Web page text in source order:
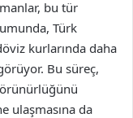
bu tür
Türk
kurlarında daha
Bu süreç,
ulaşmasına da